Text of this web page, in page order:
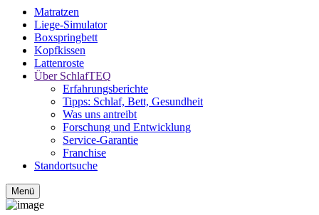
Matratzen
Liege-Simulator
Boxspringbett
Kopfkissen
Lattenroste
Über SchlafTEQ
Erfahrungsberichte
Tipps: Schlaf, Bett, Gesundheit
Was uns antreibt
Forschung und Entwicklung
Service-Garantie
Franchise
Standortsuche
Menü